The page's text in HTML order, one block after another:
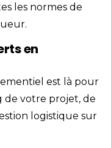
les normes de
en
est là pour
de votre projet, de
logistique sur